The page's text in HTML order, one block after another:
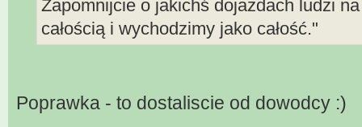
Zapomnijcie o jakichś dojazdach ludzi
całością i wychodzimy jako całość."
Poprawka - to dostaliscie od dowodcy :)